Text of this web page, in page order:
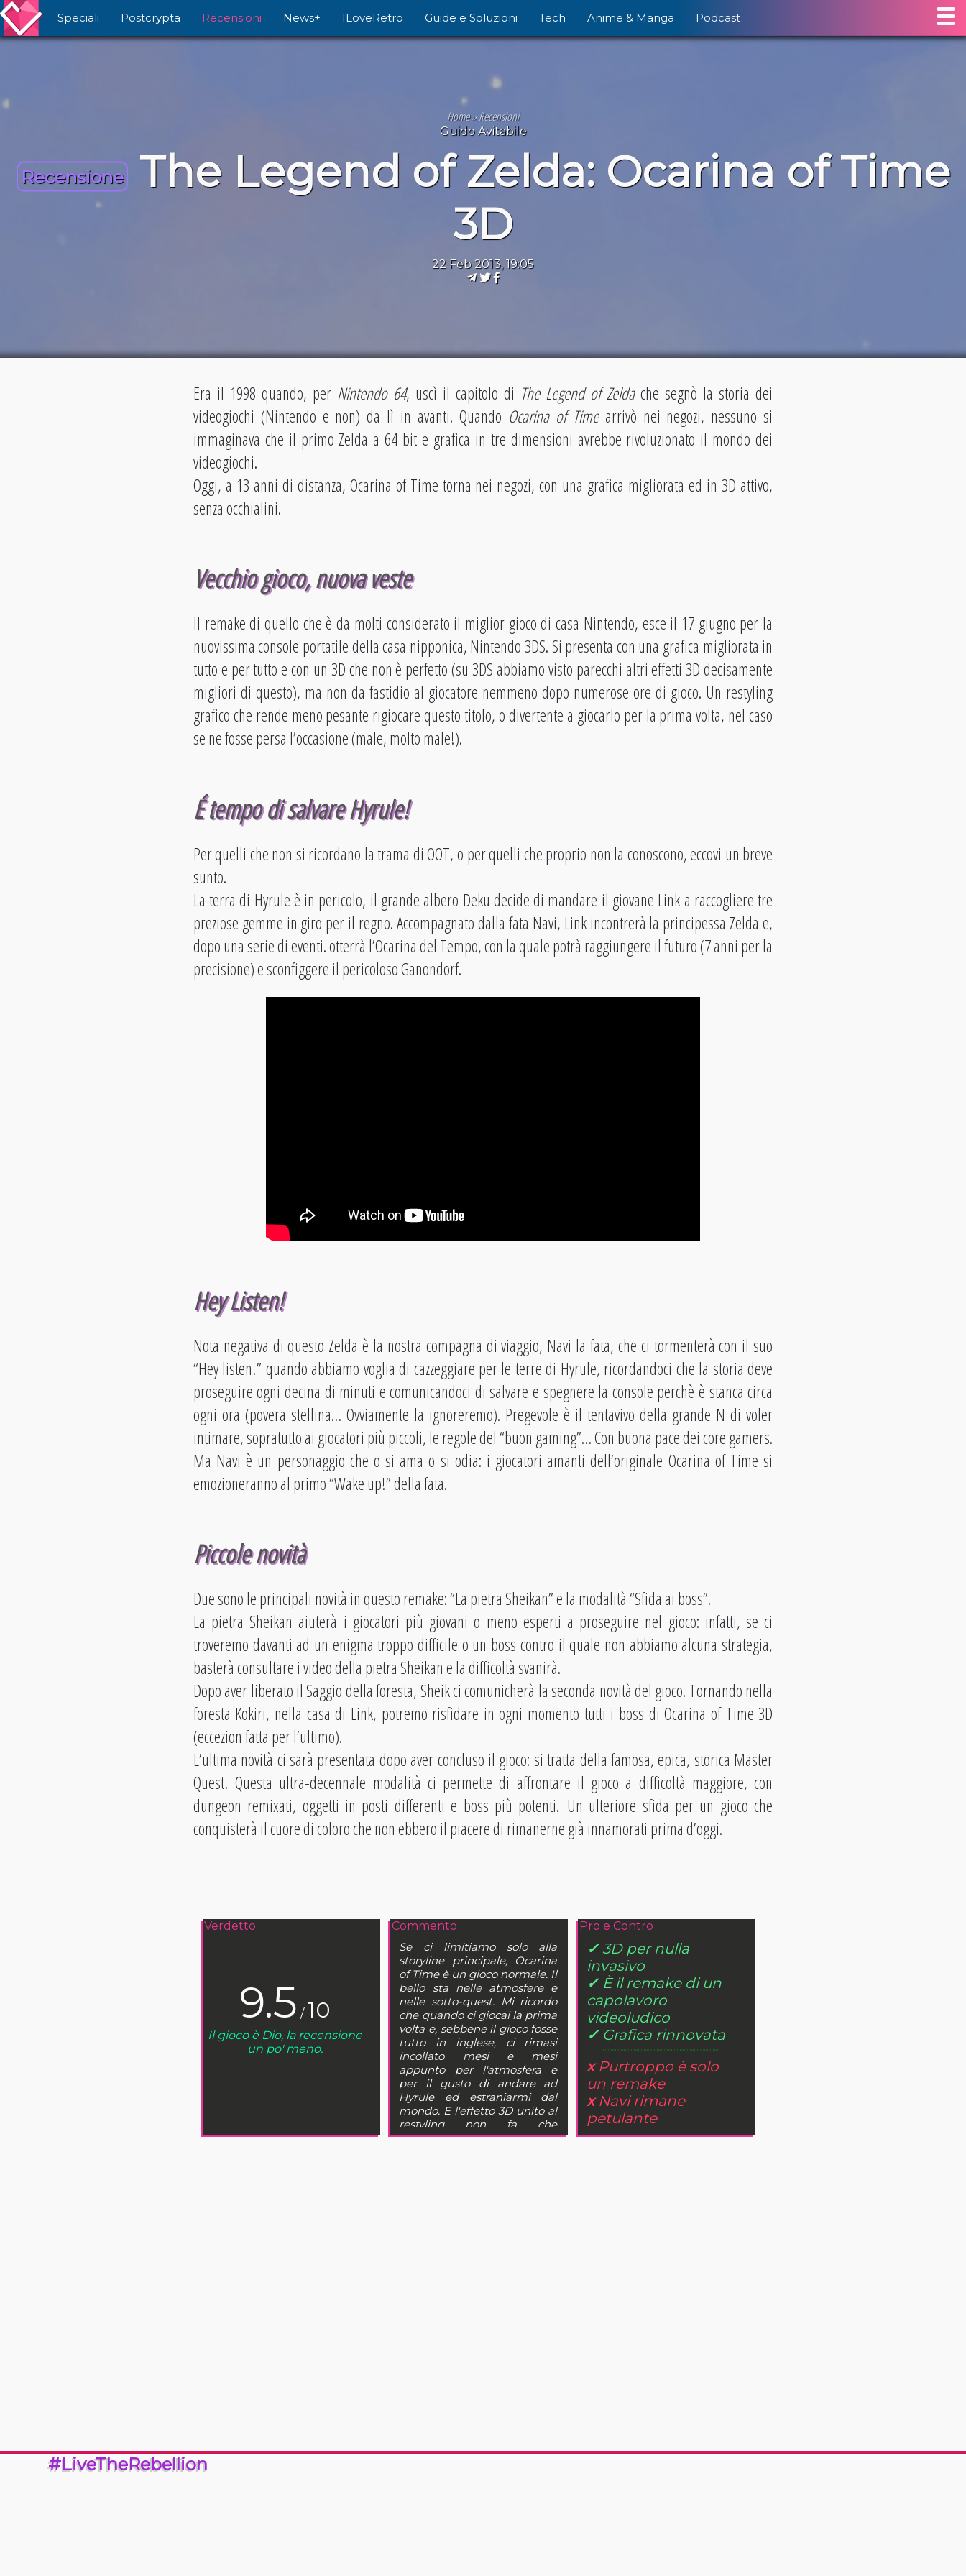
Speciali Postcrypta Recensioni News+ ILoveRetro Guide e Soluzioni Tech Anime & Manga Podcast
Home»Recensioni
Guido Avitabile
Recensione
The Legend of Zelda: Ocarina of Time
3D
22 Feb 2013, 19:05
Era il 1998 quando, per Nintendo 64, uscì il capitolo di The Legend of Zeldache segnò la storia dei
videogiochi (Nintendo e non) da lì in avanti. Quando Ocarina of Timearrivò nei negozi, nessuno si
immaginava che il primo Zelda a 64 bit e grafica in tre dimensioni avrebbe rivoluzionato il mondo dei
videogiochi.
Oggi, a 13 anni di distanza, Ocarina of Time torna nei negozi, con una grafica migliorata ed in 3D attivo,
senza occhialini.
Vecchio gioco, nuova veste
Il remake di quello che è da molti considerato il miglior gioco di casa Nintendo, esce il 17 giugno per la
nuovissima console portatile della casa nipponica, Nintendo 3DS. Si presenta con una grafica migliorata in
tutto e per tutto e con un 3D che non è perfetto (su 3DS abbiamo visto parecchi altri effetti 3D decisamente
migliori di questo), ma non da fastidio al giocatore nemmeno dopo numerose ore di gioco. Un restyling
grafico che rende meno pesante rigiocare questo titolo, o divertente a giocarlo per la prima volta, nel caso
se ne fosse persa l’occasione (male, molto male!).
É tempo di salvare Hyrule!
Per quelli che non si ricordano la trama di OOT, o per quelli che proprio non la conoscono, eccovi un breve
sunto.
La terra di Hyrule è in pericolo, il grande albero Deku decide di mandare il giovane Link a raccogliere tre
preziose gemme in giro per il regno. Accompagnato dalla fata Navi, Link incontrerà la principessa Zelda e,
dopo una serie di eventi. otterrà l’Ocarina del Tempo, con la quale potrà raggiungere il futuro (7 anni per la
precisione) e sconfiggere il pericoloso Ganondorf.
Hey Listen!
Nota negativa di questo Zelda è la nostra compagna di viaggio, Navi la fata, che ci tormenterà con il suo
“Hey listen!” quando abbiamo voglia di cazzeggiare per le terre di Hyrule, ricordandoci che la storia deve
proseguire ogni decina di minuti e comunicandoci di salvare e spegnere la console perchè è stanca circa
ogni ora (povera stellina… Ovviamente la ignoreremo). Pregevole è il tentavivo della grande N di voler
intimare, sopratutto ai giocatori più piccoli, le regole del “buon gaming”… Con buona pace dei core gamers.
Ma Navi è un personaggio che o si ama o si odia: i giocatori amanti dell’originale Ocarina of Time si
emozioneranno al primo “Wake up!” della fata.
Piccole novità
Due sono le principali novità in questo remake: “La pietra Sheikan” e la modalità “Sfida ai boss”.
La pietra Sheikan aiuterà i giocatori più giovani o meno esperti a proseguire nel gioco: infatti, se ci
troveremo davanti ad un enigma troppo difficile o un boss contro il quale non abbiamo alcuna strategia,
basterà consultare i video della pietra Sheikan e la difficoltà svanirà.
Dopo aver liberato il Saggio della foresta, Sheik ci comunicherà la seconda novità del gioco. Tornando nella
foresta Kokiri, nella casa di Link, potremo risfidare in ogni momento tutti i boss di Ocarina of Time 3D
(eccezion fatta per l’ultimo).
L’ultima novità ci sarà presentata dopo aver concluso il gioco: si tratta della famosa, epica, storica Master
Quest! Questa ultra-decennale modalità ci permette di affrontare il gioco a difficoltà maggiore, con
dungeon remixati, oggetti in posti differenti e boss più potenti. Un ulteriore sfida per un gioco che
conquisterà il cuore di coloro che non ebbero il piacere di rimanerne già innamorati prima d’oggi.
Verdetto
9.5 / 10
Il gioco è Dio, la recensione
un po' meno.
Commento
Se ci limitiamo solo alla
storyline principale, Ocarina
of Time è un gioco normale. Il
bello sta nelle atmosfere e
nelle sotto-quest. Mi ricordo
che quando ci giocai la prima
volta e, sebbene il gioco fosse
tutto in inglese, ci rimasi
incollato mesi e mesi
appunto per l'atmosfera e
per il gusto di andare ad
Hyrule ed estraniarmi dal
mondo. E l'effetto 3D unito al
restyling non fa che
accentuare questo senso di
Pro e Contro
✓3D per nulla
invasivo
✓ È il remake di un
capolavoro
videoludico
✓ Grafica rinnovata
xPurtroppo è solo
un remake
xNavi rimane
petulante
#LiveTheRebellion